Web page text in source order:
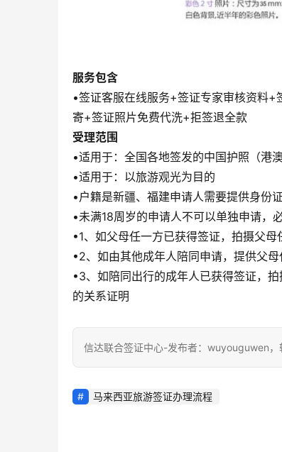
服务包含
•签证客服在线服务+签证专家审核资料
寄+签证照片免费代洗+拒签退全款
受理范围
•适用于：全国各地签发的中国护照（港澳
•适用于：以旅游观光为目的
•户籍是新疆、福建申请人需要提供身份证
•未满18周岁的申请人不可以单独申请，
•1、如父母任一方已获得签证，拍摄父
•2、如由其他成年人陪同申请，提供父
•3、如陪同出行的成年人已获得签证，
的关系证明
信达联合签证中心-发布者：wuyouguwen，
马来西亚旅游签证办理流程
中青旅信达联合签证中心